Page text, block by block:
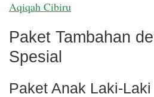
Aqiqah Cibiru
Paket Tambahan
Spesial
Paket Anak Laki-Laki